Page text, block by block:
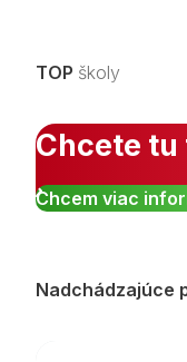
TOP školy
Chcete
Chcem viac
Nadchádzajúce